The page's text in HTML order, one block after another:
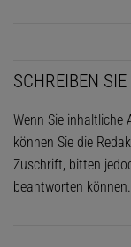
SCHREIBEN
Wenn Sie inhaltliche
können Sie die
Zuschrift, bitten
beantworten können.